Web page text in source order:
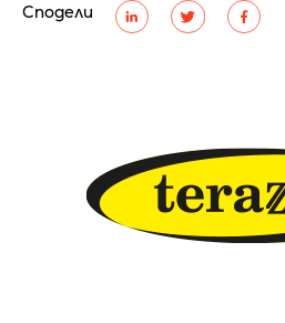
Сподели